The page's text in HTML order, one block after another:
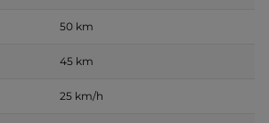
50 km
45 km
25 km/h